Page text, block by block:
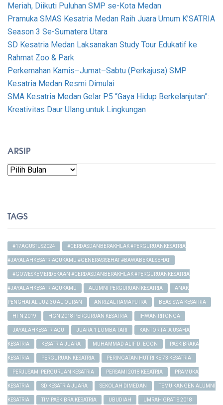
Meriah, Diikuti Puluhan SMP se-Kota Medan
Pramuka SMAS Kesatria Medan Raih Juara Umum K’SATRIA
Season 3 Se-Sumatera Utara
SD Kesatria Medan Laksanakan Study Tour Edukatif ke
Rahmat Zoo & Park
Perkemahan Kamis–Jumat–Sabtu (Perkajusa) SMP
Kesatria Medan Resmi Dimulai
SMA Kesatria Medan Gelar P5 “Gaya Hidup Berkelanjutan”:
Kreativitas Daur Ulang untuk Lingkungan
ARSIP
Arsip
TAGS
#17AGUSTUS2024 #CERDASDANBERAKHLAK #PERGURUANKESATRIA
#JAYALAHKESATRIAQUKAMU #GENERASISEHAT #BAWABEKALSEHAT
#GOWESKEMERDEKAAN #CERDASDANBERAKHLAK #PERGURUANKESATRIA
#JAYALAHKESATRIAQUKAMU ALUMNI PERGURUAN KESATRIA ANAK
PENGHAFAL JUZ 30 AL-QURAN ANRIZAL RAMAPUTRA BEASISWA KESATRIA
HFN 2019 HGN 2018 PERGURUAN KESATRIA IHWAN RITONGA
JAYALAHKESATRIAQU JUARA 1 LOMBA TARI KANTOR TATA USAHA
KESATRIA KESATRIA JUARA MUHAMMAD ALIF D. EGON PASKIBRAKA
KESATRIA PERGURUAN KESATRIA PERINGATAN HUT RI KE 73 KESATRIA
PERJUSAMI PERGURUAN KESATRIA PERSAMI 2018 KESATRIA PRAMUKA
KESATRIA SD KESATRIA JUARA SEKOLAH DIMEDAN TEMU KANGEN ALUMNI
KESATRIA TIM PASKIBRA KESATRIA UBUDIAH UMRAH GRATIS 2018